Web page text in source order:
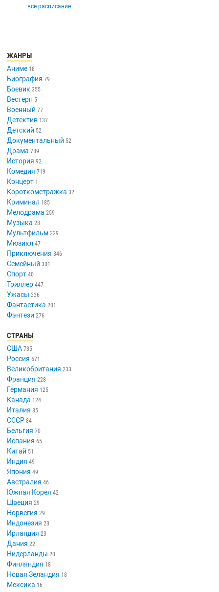
всё расписание
ЖАНРЫ
Аниме 18
Биография 79
Боевик 355
Вестерн 5
Военный 77
Детектив 137
Детский 52
Документальный 52
Драма 789
История 92
Комедия 719
Концерт 1
Короткометражка 32
Криминал 185
Мелодрама 259
Музыка 28
Мультфильм 229
Мюзикл 47
Приключения 346
Семейный 301
Спорт 40
Триллер 447
Ужасы 336
Фантастика 201
Фэнтези 276
СТРАНЫ
США 735
Россия 671
Великобритания 233
Франция 228
Германия 125
Канада 124
Италия 85
СССР 84
Бельгия 70
Испания 65
Китай 51
Индия 49
Япония 49
Австралия 46
Южная Корея 42
Швеция 29
Норвегия 29
Индонезия 23
Ирландия 23
Дания 22
Нидерланды 20
Финляндия 18
Новая Зеландия 18
Мексика 16